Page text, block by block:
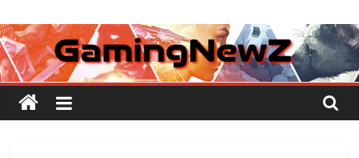
au
contenu
GamingNewZ
Tests
et
Actu
des